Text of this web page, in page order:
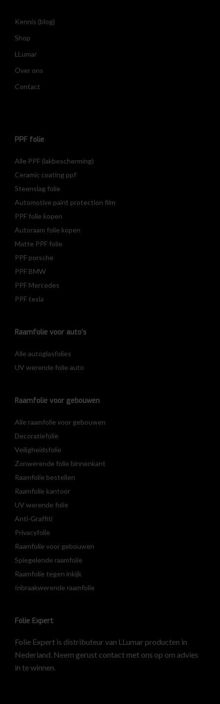
Kennis (blog)
Shop
LLumar
Over ons
Contact
PPF folie
Alle PPF (lakbescherming)
Ceramic coating ppf
Steenslag folie
Automotive paint protection film
PPF folie kopen
Autoraam folie kopen
Matte PPF folie
PPF porsche
PPF BMW
PPF Mercedes
PPF tesla
Raamfolie voor auto’s
Alle autoglasfolies
UV werende folie auto
Raamfolie voor gebouwen
Alle raamfolie voor gebouwen
Decoratiefolie
Veiligheidsfolie
Zonwerende folie binnenkant
Raamfolie bestellen
Raamfolie kantoor
UV werende folie
Anti-Graffiti
Privacyfolie
Raamfolie voor gebouwen
Spiegelende raamfolie
Raamfolie tegen inkijk
Inbraakwerende raamfolie
Folie Expert
Folie Expert is distributeur van LLumar producten in
Nederland. Neem gerust contact met ons op om advies
in te winnen.